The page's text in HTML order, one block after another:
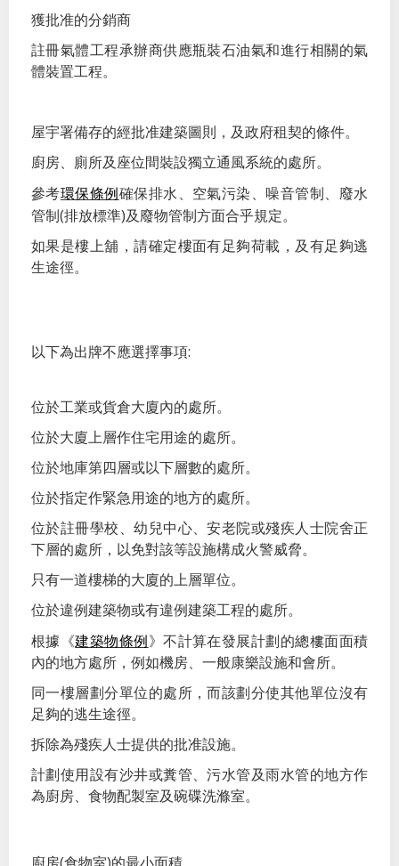
獲批准的分銷商
註冊氣體工程承辦商供應瓶裝石油氣和進行相關的氣
體裝置工程。
屋宇署備存的經批准建築圖則，及政府租契的條件。
廚房、廁所及座位間裝設獨立通風系統的處所。
參考環保條例確保排水、空氣污染、噪音管制、廢水
管制 (排放標準)及廢物管制方面合乎規定。
如果是樓上舖，請確定樓面有足夠荷載，及有足夠逃
生途徑。
以下為出牌不應選擇事項:
位於工業或貨倉大廈內的處所。
位於大廈上層作住宅用途的處所。
位於地庫第四層或以下層數的處所。
位於指定作緊急用途的地方的處所。
位於註冊學校、幼兒中心、安老院或殘疾人士院舍正
下層的處所，以免對該等設施構成火警威脅。
只有一道樓梯的大廈的上層單位。
位於違例建築物或有違例建築工程的處所。
根據《建築物條例》不計算在發展計劃的總樓面面積
內的地方處所，例如機房、一般康樂設施和會所。
同一樓層劃分單位的處所，而該劃分使其他單位沒有
足夠的逃生途徑。
拆除為殘疾人士提供的批准設施。
計劃使用設有沙井或糞管、污水管及雨水管的地方作
為廚房、食物配製室及碗碟洗滌室。
廚房 食物室 的最小面積